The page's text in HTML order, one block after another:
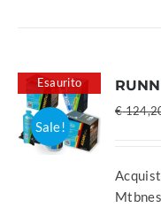
Esaurito
Sale!
€